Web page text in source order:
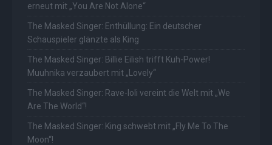
erneut mit „You Are Not Alone“
The Masked Singer: Enthüllung: Ein deutscher
Schauspieler glänzte als King
The Masked Singer: Billie Eilish trifft Kuh-Power!
Muuhnika verzaubert mit „Lovely“
The Masked Singer: Rave-Ioli vereint die Welt mit „We
Are The World“!
The Masked Singer: King schwebt mit „Fly Me To The
Moon“!